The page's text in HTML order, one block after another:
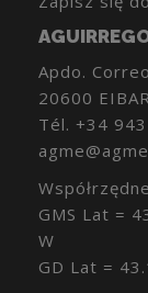
Apdo.
20600
Tél. +34
GMS Lat =
W
GD Lat =